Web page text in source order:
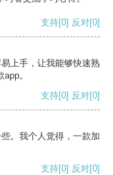
支持[0] 反对[0]
上手，让我能够快速熟
。
支持[0] 反对[0]
。我个人觉得，一款加
支持[0] 反对[0]